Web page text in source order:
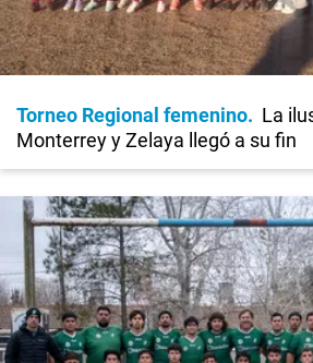
Torneo Regional femenino
La
Monterrey y Zelaya llegó a su fin